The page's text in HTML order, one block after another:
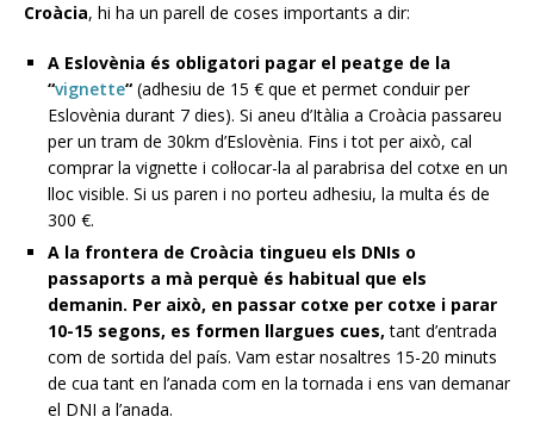
Croàcia, hi ha un parell de coses importants a dir:
A Eslovènia és obligatori pagar el peatge de la
“vignette“ (adhesiu de 15 € que et permet conduir per
Eslovènia durant 7 dies). Si aneu d’Itàlia a Croàcia passareu
per un tram de 30km d’Eslovènia. Fins i tot per això, cal
comprar la vignette i col·locar-la al parabrisa del cotxe en un
lloc visible. Si us paren i no porteu adhesiu, la multa és de
300 €.
A la frontera de Croàcia tingueu els DNIs o
passaports a mà perquè és habitual que els
demanin. Per això, en passar cotxe per cotxe i parar
10-15 segons, es formen llargues cues, tant d’entrada
com de sortida del país. Vam estar nosaltres 15-20 minuts
de cua tant en l’anada com en la tornada i ens van demanar
el DNI a l’anada.